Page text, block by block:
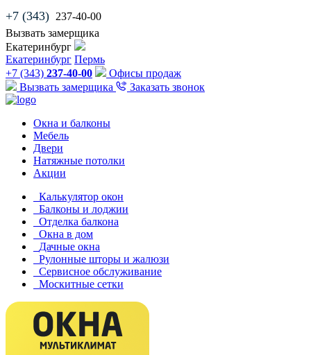
+7 (343) 237-40-00
Вызвать замерщика
Екатеринбург
Екатеринбург Пермь
+7 (343) 237-40-00
Офисы продаж
Вызвать замерщика
Заказать звонок
Окна и балконы
Мебель
Двери
Натяжные потолки
Акции
Калькулятор окон
Балконы и лоджии
Отделка балкона
Окна в дом
Дачные окна
Рулонные шторы и жалюзи
Сервисное обслуживание
Москитные сетки